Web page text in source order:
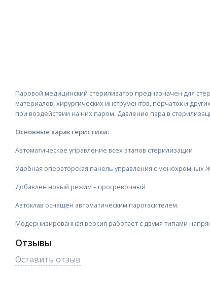
Паровой медицинский стерилизатор предназначен для
материалов, хирургических инструментов, перчаток и
при воздействии на них паром. Давление пара в
Основные характеристики:
Автоматическое управление всех этапов стерилизации
Удобная операторская панель управления с монохромных
Добавлен новый режим – прогревочный
Автоклав оснащен автоматическим парогасителем.
Модернизированная версия работает с двумя типами
Отзывы
Оставить отзыв